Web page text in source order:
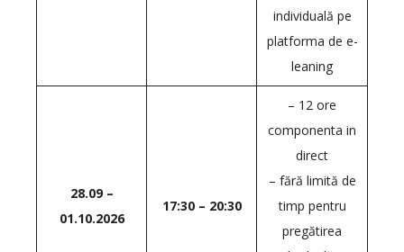
individuală pe
platforma de e-
leaning
28.09 –
01.10.2026
17:30 – 20:30
– 12 ore
componenta in
direct
– fără limită de
timp pentru
pregătirea